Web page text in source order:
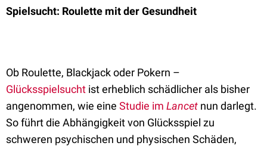
Spielsucht: Roulette mit der Gesundheit
Ob Roulette, Blackjack oder Pokern –
Glücksspielsucht ist erheblich schädlicher als bisher
angenommen, wie eine Studie im Lancet nun darlegt.
So führt die Abhängigkeit von Glücksspiel zu
schweren psychischen und physischen Schäden,